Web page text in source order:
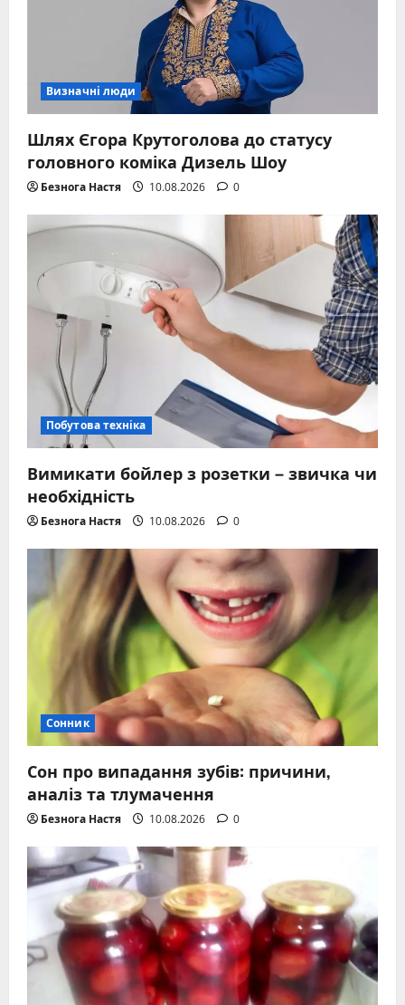
Визначні люди
Шлях Єгора Крутоголова до статусу
головного коміка Дизель Шоу
Безнога Настя 10.08.2026 0
Побутова техніка
Вимикати бойлер з розетки – звичка чи
необхідність
Безнога Настя 10.08.2026 0
Сонник
Сон про випадання зубів: причини,
аналіз та тлумачення
Безнога Настя 10.08.2026 0